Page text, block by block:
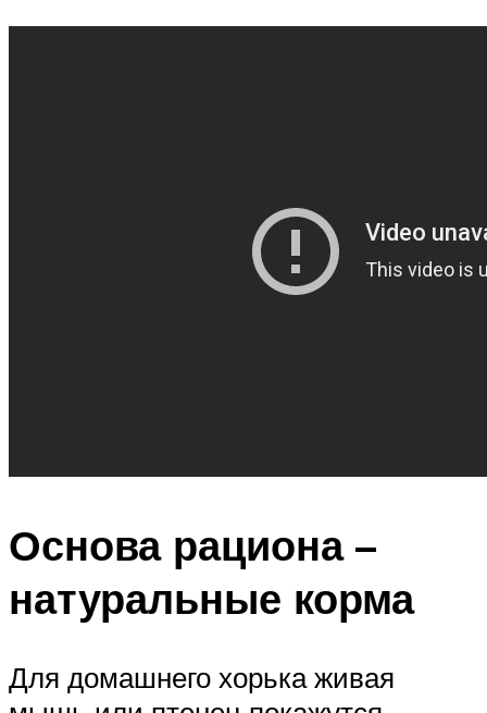
Основа рациона –
натуральные корма
Для домашнего хорька живая